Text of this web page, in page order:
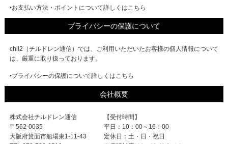
‣お支払い方法・ポイントについて詳しくはこちら
プライバシーの保護について
chil2（チルドレン通信）では、ご利用いただいたお客様の個人情報について
は、厳重に取り扱っております。
‣プライバシーの保護について詳しくはこちら
会社概要
株式会社チルドレン通信
〒562-0035
大阪府箕面市船場東1-11-43
【受付時間】
平日：10：00～16：00
定休日：土・日・祝日